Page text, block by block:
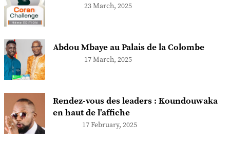
23 March, 2025
Abdou Mbaye au Palais de la Colombe
17 March, 2025
Rendez-vous des leaders : Koundouwaka
en haut de l'affiche
17 February, 2025